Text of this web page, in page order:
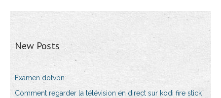
New Posts
Examen dotvpn
Comment regarder la télévision en direct sur kodi fire stick